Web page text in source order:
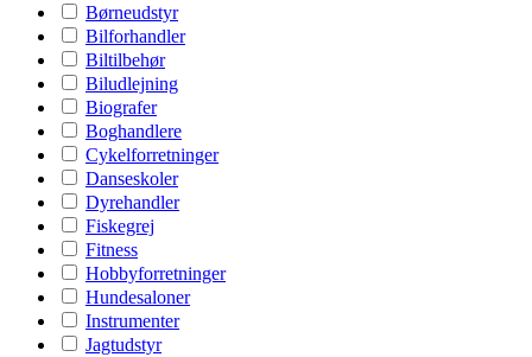
Børneudstyr
Bilforhandler
Biltilbehør
Biludlejning
Biografer
Boghandlere
Cykelforretninger
Danseskoler
Dyrehandler
Fiskegrej
Fitness
Hobbyforretninger
Hundesaloner
Instrumenter
Jagtudstyr